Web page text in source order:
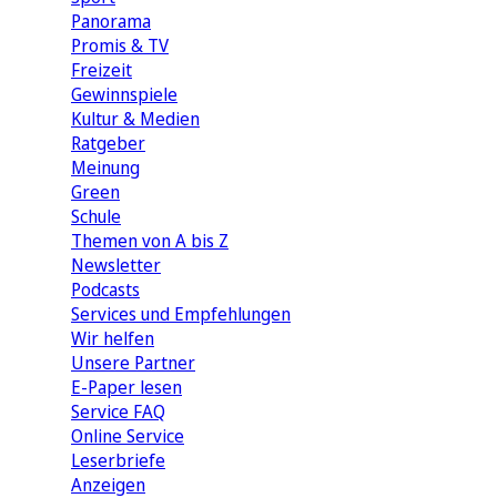
Panorama
Promis & TV
Freizeit
Gewinnspiele
Kultur & Medien
Ratgeber
Meinung
Green
Schule
Themen von A bis Z
Newsletter
Podcasts
Services und Empfehlungen
Wir helfen
Unsere Partner
E-Paper lesen
Service FAQ
Online Service
Leserbriefe
Anzeigen